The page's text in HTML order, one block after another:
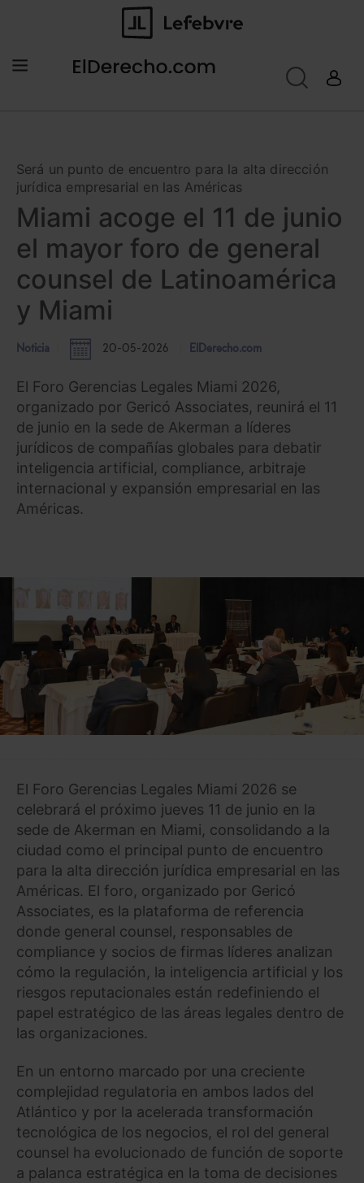
Será un punto de encuentro para la alta dirección
jurídica empresarial en las Américas
Miami acoge el 11 de junio
el mayor foro de general
counsel de Latinoamérica
y Miami
Noticia 20-05-2026 ElDerecho.com
El Foro Gerencias Legales Miami 2026,
organizado por Gericó Associates, reunirá el 11
de junio en la sede de Akerman a líderes
jurídicos de compañías globales para debatir
inteligencia artificial, compliance, arbitraje
internacional y expansión empresarial en las
Américas.
El Foro Gerencias Legales Miami 2026 se
celebrará el próximo jueves 11 de junio en la
sede de Akerman en Miami, consolidando a la
ciudad como el principal punto de encuentro
para la alta dirección jurídica empresarial en las
Américas. El foro, organizado por Gericó
Associates, es la plataforma de referencia
donde general counsel, responsables de
compliance y socios de firmas líderes analizan
cómo la regulación, la inteligencia artificial y los
riesgos reputacionales están redefiniendo el
papel estratégico de las áreas legales dentro de
las organizaciones.
En un entorno marcado por una creciente
complejidad regulatoria en ambos lados del
Atlántico y por la acelerada transformación
tecnológica de los negocios, el rol del general
counsel ha evolucionado de función de soporte
a palanca estratégica en la toma de decisiones